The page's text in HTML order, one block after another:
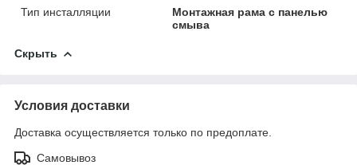
Тип инсталляции
Монтажная рама с панелью
смыва
Скрыть
Условия доставки
Доставка осуществляется только по предоплате.
Самовывоз